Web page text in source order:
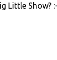
Little Show?